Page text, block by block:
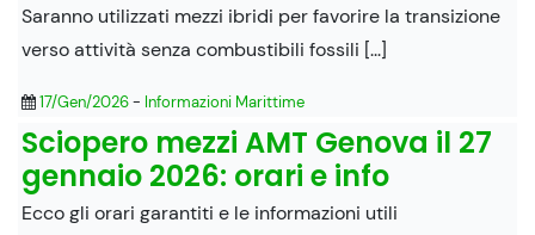
Saranno utilizzati mezzi ibridi per favorire la transizione
verso attività senza combustibili fossili [...]
17/Gen/2026- Informazioni Marittime
Sciopero mezzi AMT Genova il 27
gennaio 2026: orari e info
Ecco gli orari garantiti e le informazioni utili